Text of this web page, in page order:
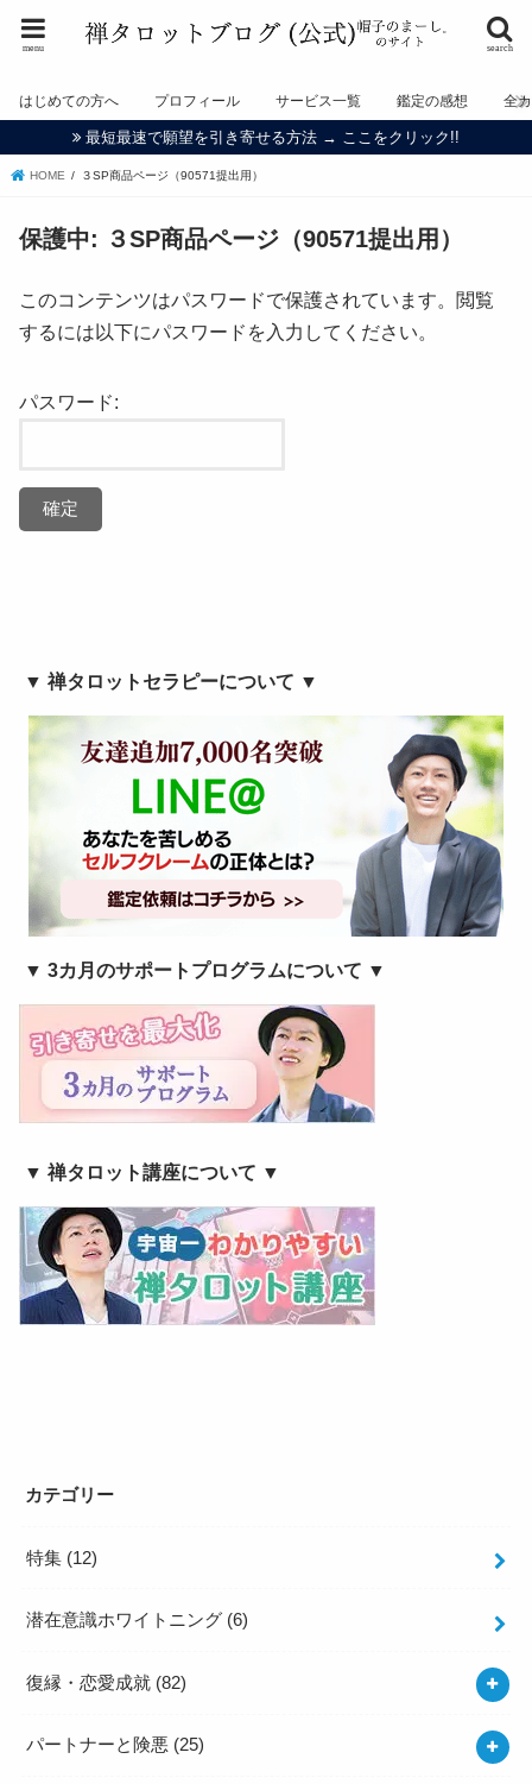
search
menu
はじめての方へ プロフィール サービス一覧 鑑定の感想 全
最短最速で願望を引き寄せる方法 → ここをクリック!!
HOME ３SP商品ページ（90571提出用）
保護中: ３SP商品ページ（90571提出用）
このコンテンツはパスワードで保護されています。閲覧
するには以下にパスワードを入力してください。
パスワード:
▼ 禅タロットセラピーについて ▼
▼ 3カ月のサポートプログラムについて ▼
▼ 禅タロット講座について ▼
カテゴリー
特集 (12)
潜在意識ホワイトニング (6)
復縁・恋愛成就 (82)
パートナーと険悪 (25)